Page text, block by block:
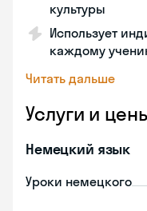
культуры
Использует
каждому
Читать дальше
Услуги и
Немецкий язык
Уроки немецкого